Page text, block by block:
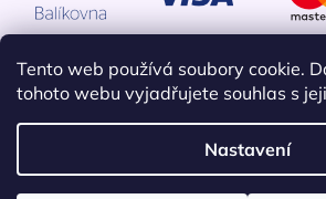
Tento web používá soubory cookie.
tohoto webu vyjadřujete souhlas s
Nastavení
Vytvořil Shoptet